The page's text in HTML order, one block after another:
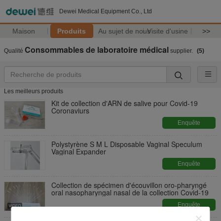
Dewei Medical Equipment Co., Ltd
Maison Produits Au sujet de nousVisite d'usine >>
Qualité Consommables de laboratoire médical supplier. (5)
Les meilleurs produits
Kit de collection d'ARN de salive pour Covid-19
Coronaviurs
Enquête
Polystyrène S M L Disposable Vaginal Speculum
Vaginal Expander
Enquête
Collection de spécimen d'écouvillon oro-pharyngé
oral nasopharyngal nasal de la collection Covid-19
Enquête
maintenant